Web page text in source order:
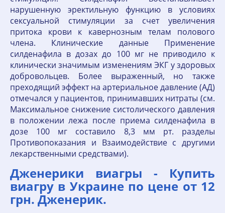
нарушенную эректильную функцию в условиях
сексуальной стимуляции за счет увеличения
притока крови к кавернозным телам полового
члена. Клинические данные Применение
силденафила в дозах до 100 мг не приводило к
клинически значимым изменениям ЭКГ у здоровых
добровольцев. Более выраженный, но также
преходящий эффект на артериальное давление (АД)
отмечался у пациентов, принимавших нитраты (см.
Максимальное снижение систолического давления
в положении лежа после приема силденафила в
дозе 100 мг составило 8,3 мм рт. разделы
Противопоказания и Взаимодействие с другими
лекарственными средствами).
Дженерики виагры - Купить
виагру в Украине по цене от 12
грн. Дженерик.